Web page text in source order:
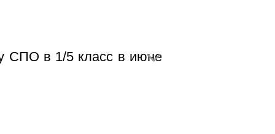
СПО в 1/5 класс в июне